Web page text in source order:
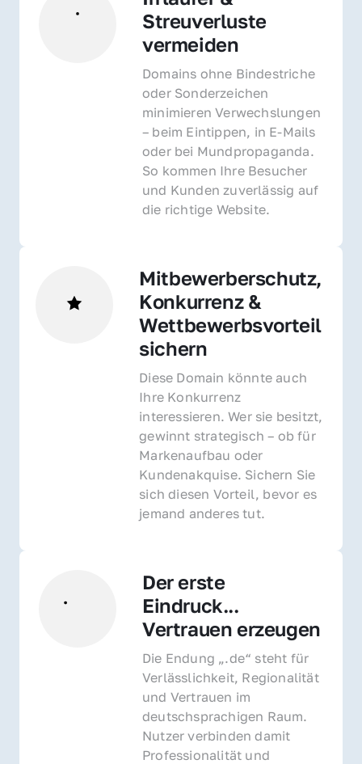
Streuverluste
vermeiden
Domains ohne Bindestriche
oder Sonderzeichen
minimieren Verwechslungen
– beim Eintippen, in E-Mails
oder bei Mundpropaganda.
So kommen Ihre Besucher
und Kunden zuverlässig auf
die richtige Website.
Mitbewerberschutz,
Konkurrenz &
Wettbewerbsvorteil
sichern
Diese Domain könnte auch
Ihre Konkurrenz
interessieren. Wer sie besitzt,
gewinnt strategisch – ob für
Markenaufbau oder
Kundenakquise. Sichern Sie
sich diesen Vorteil, bevor es
jemand anderes tut.
Der erste
Eindruck...
Vertrauen erzeugen
Die Endung „.de“ steht für
Verlässlichkeit, Regionalität
und Vertrauen im
deutschsprachigen Raum.
Nutzer verbinden damit
Professionalität und